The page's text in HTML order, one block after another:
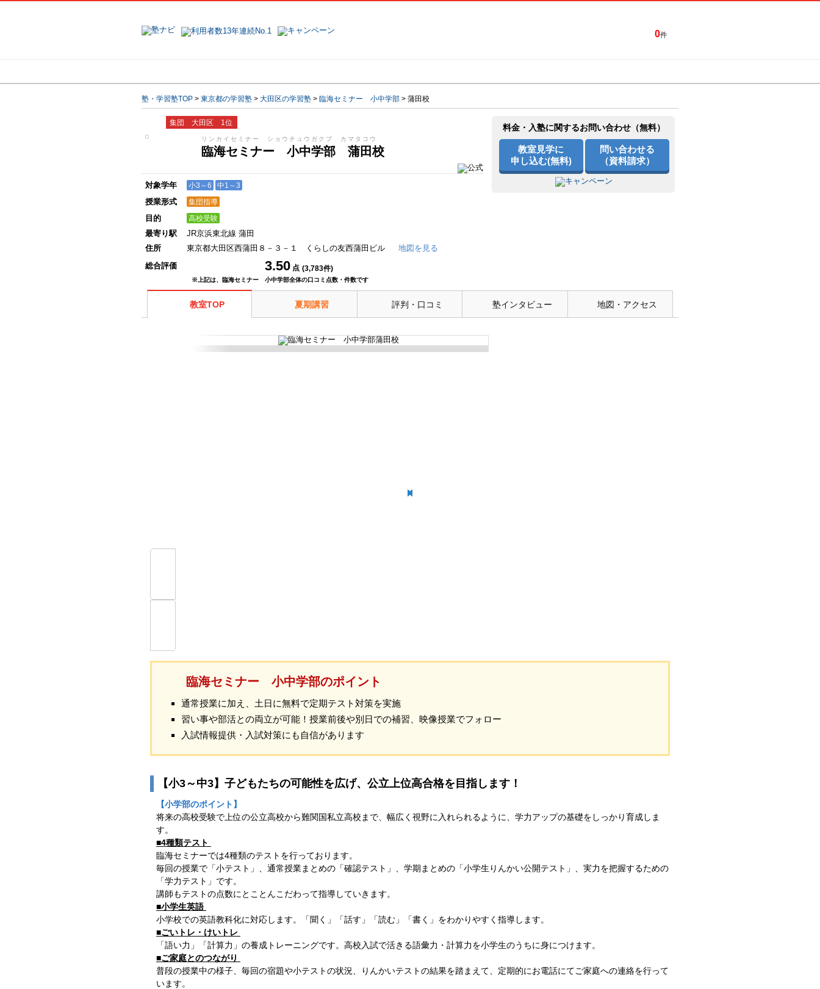
0件
塾・学習塾TOP > 東京都の学習塾 > 大田区の学習塾 > 臨海セミナー 小中学部 > 蒲田校
集団 大田区 1位
リンカイセミナー ショウチュウガクブ カマタコウ
臨海セミナー 小中学部 蒲田校
対象学年 小3～6 中1～3
授業形式 集団指導
目的 高校受験
最寄り駅
JR京浜東北線 蒲田
住所
東京都大田区西蒲田８－３－１ くらしの友西蒲田ビル
地図を見る
総合評価
3.50 点 (3,783件)
※上記は、臨海セミナー 小中学部全体の口コミ点数・件数です
料金・入塾に関するお問い合わせ（無料）
教室見学に
申し込む(無料)
問い合わせる
（資料請求）
教室TOP 夏期講習 評判・口コミ 塾インタビュー 地図・アクセス
臨海セミナー 小中学部のポイント
通常授業に加え、土日に無料で定期テスト対策を実施
習い事や部活との両立が可能！授業前後や別日での補習、映像授業でフォロー
入試情報提供・入試対策にも自信があります
【小3～中3】子どもたちの可能性を広げ、公立上位高合格を目指します！
【小学部のポイント】
将来の高校受験で上位の公立高校から難関国私立高校まで、幅広く視野に入れられるように、学力アップの基礎をしっかり育成しま
す。
■4種類テスト
臨海セミナーでは4種類のテストを行っております。
毎回の授業で「小テスト」、通常授業まとめの「確認テスト」、学期まとめの「小学生りんかい公開テスト」、実力を把握するための
「学力テスト」です。
講師もテストの点数にとことんこだわって指導していきます。
■小学生英語
小学校での英語教科化に対応します。「聞く」「話す」「読む」「書く」をわかりやすく指導します。
■ごいトレ・けいトレ
「語い力」「計算力」の養成トレーニングです。高校入試で活きる語彙力・計算力を小学生のうちに身につけます。
■ご家庭とのつながり
普段の授業中の様子、毎回の宿題や小テストの状況、りんかいテストの結果を踏まえて、定期的にお電話にてご家庭への連絡を行って
います。